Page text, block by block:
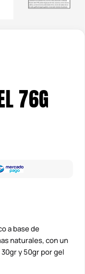
76G
a base de
naturales, con un
y 50gr por gel